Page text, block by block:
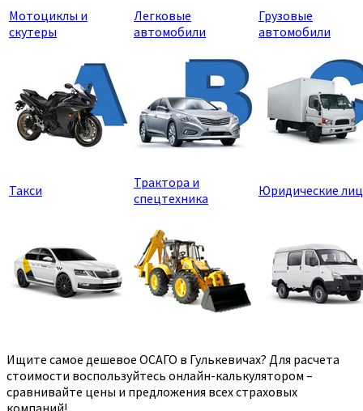
Мотоциклы и
скутеры
Легковые
автомобили
Грузовые
автомобили
Такси
Трактора и
спецтехника
Юридические
Ищите самое дешевое ОСАГО в Гулькевичах? Для расчета
стоимости воспользуйтесь онлайн-калькулятором –
сравнивайте цены и предложения всех страховых